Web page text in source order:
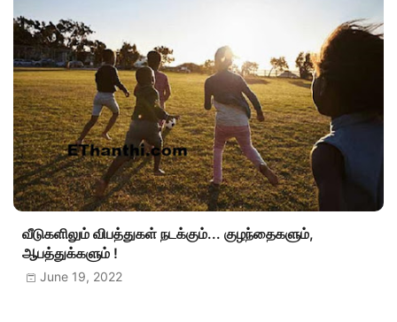
வீடுகளிலும் விபத்துகள் நடக்கும்... குழந்தைகளும்,
ஆபத்துக்களும் !
June 19, 2022